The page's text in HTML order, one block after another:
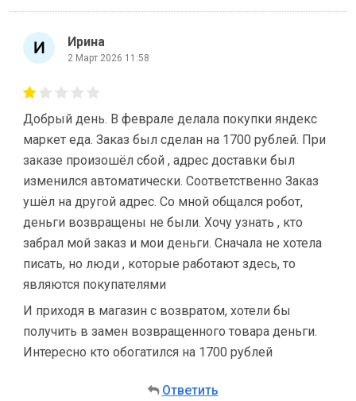
Ирина
2 Март 2026 11:58
Добрый день. В феврале делала покупки яндекс
маркет еда. Заказ был сделан на 1700 рублей. При
заказе произошёл сбой , адрес доставки был
изменился автоматически. Соответственно Заказ
ушёл на другой адрес. Со мной общался робот,
деньги возвращены не были. Хочу узнать , кто
забрал мой заказ и мои деньги. Сначала не хотела
писать, но люди , которые работают здесь, то
являются покупателями
И приходя в магазин с возвратом, хотели бы
получить в замен возвращенного товара деньги.
Интересно кто обогатился на 1700 рублей
Ответить